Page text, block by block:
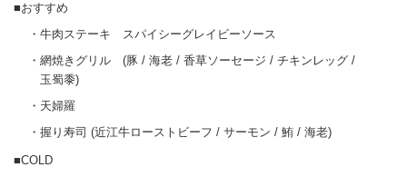
■おすすめ
・牛肉ステーキ スパイシーグレイビーソース
・網焼きグリル (豚 / 海老 / 香草ソーセージ / チキンレッグ /
玉蜀黍)
・天婦羅
・握り寿司 (近江牛ローストビーフ / サーモン / 鮪 / 海老)
■COLD